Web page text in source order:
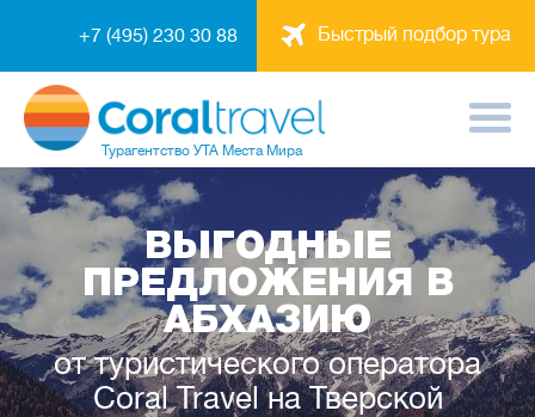
Быстрый подбор тура
+7 (495) 230 30 88
Турагентство УТА Места Мира
ВЫГОДНЫЕ
ПРЕДЛОЖЕНИЯ В
АБХАЗИЮ
от туристического оператора
Coral Travel на Тверской